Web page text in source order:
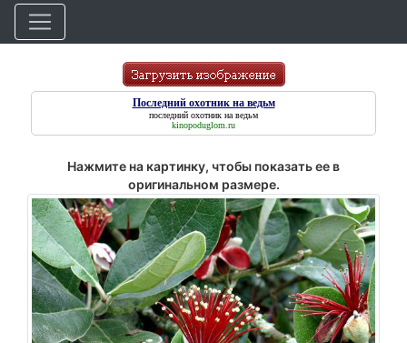
Последний охотник на ведьм
последний охотник на ведьм
kinopoduglom.ru
Нажмите на картинку, чтобы показать ее в
оригинальном размере.